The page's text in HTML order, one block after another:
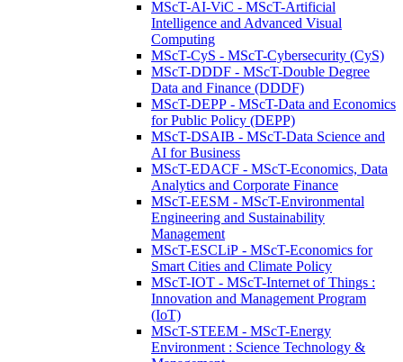
MScT-AI-ViC - MScT-Artificial
Intelligence and Advanced Visual
Computing
MScT-CyS - MScT-Cybersecurity (CyS)
MScT-DDDF - MScT-Double Degree
Data and Finance (DDDF)
MScT-DEPP - MScT-Data and Economics
for Public Policy (DEPP)
MScT-DSAIB - MScT-Data Science and
AI for Business
MScT-EDACF - MScT-Economics, Data
Analytics and Corporate Finance
MScT-EESM - MScT-Environmental
Engineering and Sustainability
Management
MScT-ESCLiP - MScT-Economics for
Smart Cities and Climate Policy
MScT-IOT - MScT-Internet of Things :
Innovation and Management Program
(IoT)
MScT-STEEM - MScT-Energy
Environment : Science Technology &